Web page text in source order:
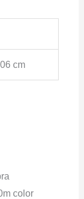
cm
color